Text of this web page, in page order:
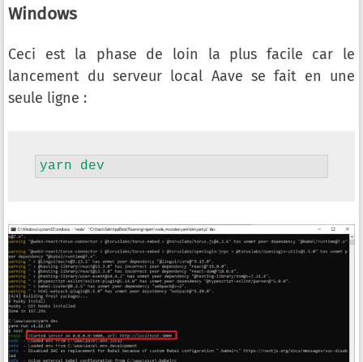
Windows
Ceci est la phase de loin la plus facile car le
lancement du serveur local Aave se fait en une
seule ligne :
yarn dev